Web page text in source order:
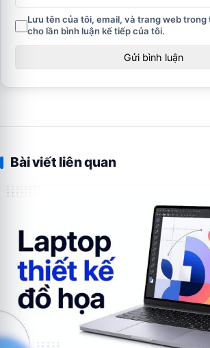
Lưu tên của tôi, email, và trang web trong
cho lần bình luận kế tiếp của tôi.
Bài viết liên quan